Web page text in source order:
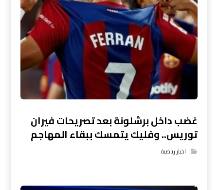
غضب داخل برشلونة بعد تصريحات فيران
توريس.. وفليك يتمسك ببقاء المهاجم
اخبار رياضية